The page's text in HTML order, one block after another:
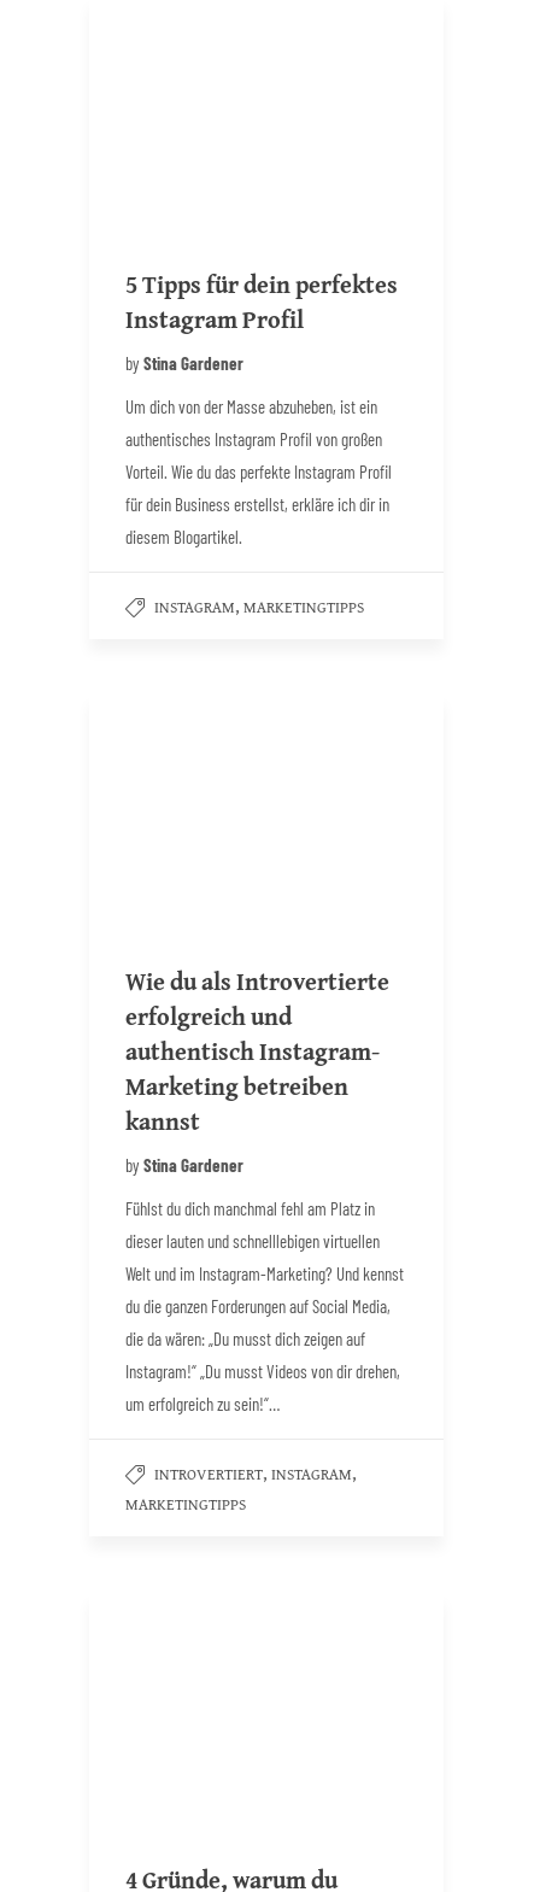
5 Tipps für dein perfektes
Instagram Profil
by Stina Gardener
Um dich von der Masse abzuheben, ist ein
authentisches Instagram Profil von großen
Vorteil. Wie du das perfekte Instagram Profil
für dein Business erstellst, erkläre ich dir in
diesem Blogartikel.
INSTAGRAM, MARKETINGTIPPS
Wie du als Introvertierte
erfolgreich und
authentisch Instagram-
Marketing betreiben
kannst
by Stina Gardener
Fühlst du dich manchmal fehl am Platz in
dieser lauten und schnelllebigen virtuellen
Welt und im Instagram-Marketing? Und kennst
du die ganzen Forderungen auf Social Media,
die da wären: „Du musst dich zeigen auf
Instagram!“ „Du musst Videos von dir drehen,
um erfolgreich zu sein!“…
INTROVERTIERT, INSTAGRAM,
MARKETINGTIPPS
4 Gründe, warum du